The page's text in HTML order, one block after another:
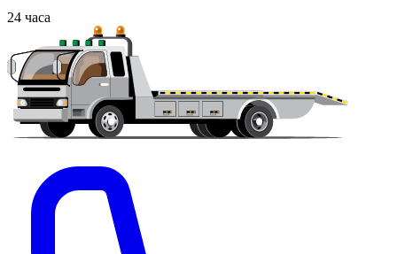
24 часа